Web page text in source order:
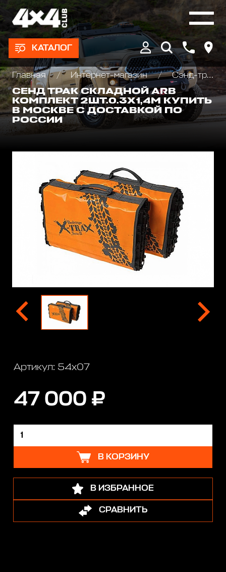
КАТАЛОГ
Главная Интернет-магазин
Сэнд-траки
СЕНД ТРАК СКЛАДНОЙ ARB
КОМПЛЕКТ 2ШТ.0.3Х1,4М КУПИТЬ
В МОСКВЕ С ДОСТАВКОЙ ПО
РОССИИ
Артикул: 54x07
47 000 ₽
В КОРЗИНУ
В ИЗБРАННОЕ
СРАВНИТЬ